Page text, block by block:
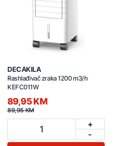
DECAKILA
Rashlađivač zraka 1200 m3/h
KEFC011W
89,95 KM
89,95 KM
1
+
-